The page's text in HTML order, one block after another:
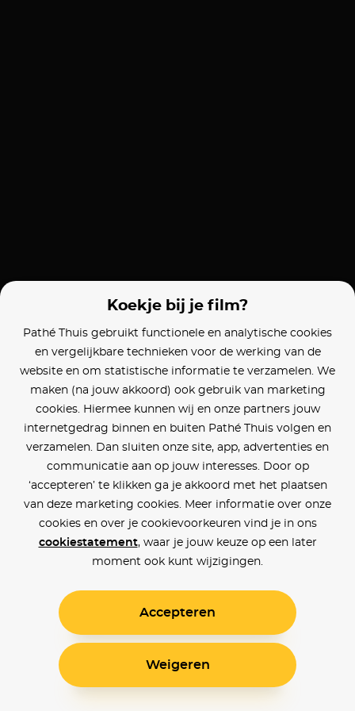
Koekje bij je film?
Pathé Thuis gebruikt functionele en analytische cookies
en vergelijkbare technieken voor de werking van de
website en om statistische informatie te verzamelen. We
maken (na jouw akkoord) ook gebruik van marketing
cookies. Hiermee kunnen wij en onze partners jouw
internetgedrag binnen en buiten Pathé Thuis volgen en
verzamelen. Dan sluiten onze site, app, advertenties en
communicatie aan op jouw interesses. Door op
‘accepteren’ te klikken ga je akkoord met het plaatsen
van deze marketing cookies. Meer informatie over onze
cookies en over je cookievoorkeuren vind je in ons
cookiestatement, waar je jouw keuze op een later
moment ook kunt wijzigingen.
Accepteren
Weigeren